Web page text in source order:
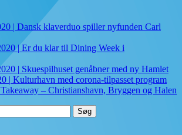
| Dansk klaverduo spiller nyfunden Carl
| Er du klar til Dining Week i
| Skuespilhuset genåbner med ny Hamlet
| Kulturhavn med corona-tilpasset program
Takeaway – Christianshavn, Bryggen og Halen